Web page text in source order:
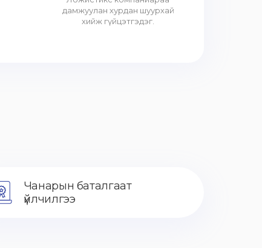
дамжуулан хурдан шуурхай
хийж гүйцэтгэдэг.
Чанарын баталгаат
үйлчилгээ